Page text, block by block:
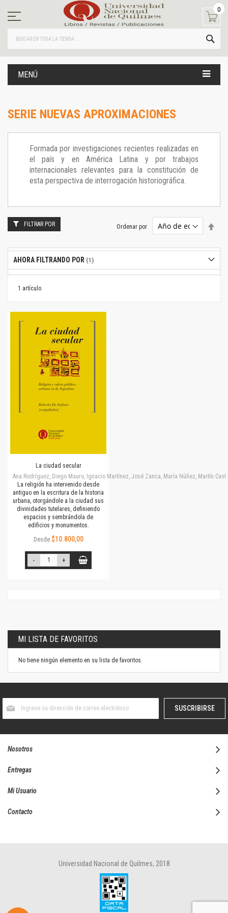
contenido
0
MENÚ
SERIE NUEVAS APROXIMACIONES
Formada por investigaciones recientes realizadas en
el país y en América Latina y por trabajos
internacionales relevantes para la constitución de
esta perspectiva de interrogación historiográfica.
1 artículo
Ordenar por
La ciudad secular
Ana Rodríguez, Diego Mauro, Ignacio Martínez, José Zanca, María Núñez, Martín
La religión ha intervenido desde
antiguo en la escritura de la historia
urbana, otorgándole a la ciudad sus
divinidades tutelares, definiendo
espacios y sembrándola de
edificios y monumentos.
Desde $10.800,00
- +
FILTRAR POR
AHORA FILTRANDO POR
MI LISTA DE FAVORITOS
No tiene ningún elemento en su lista de favoritos.
boletín
SUSCRIBIRSE
Nosotros
Entregas
Mi Usuario
Contacto
Universidad Nacional de Quilmes, 2018